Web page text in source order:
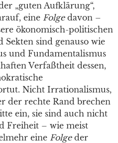
„guten Aufklärung“,
eine Folgedavon –
ökonomisch-politischen
Sekten sind genauso wie
und Fundamentalismus
Verfaßtheit dessen,
Nicht Irrationalismus,
der rechte Rand brechen
ein, sie sind auch nicht
Freiheit – wie meist
eine Folgeder